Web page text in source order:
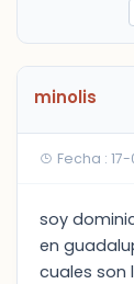
minolis
Fecha :
soy
en
cuales son